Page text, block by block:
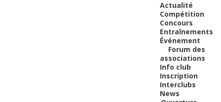
Actualité
Compétition
Concours
Entraînements
Événement
Forum des
associations
Info club
Inscription
Interclubs
News